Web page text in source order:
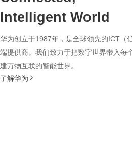
Intelligent World
华为创立于1987年，是全球领先的ICT（
端提供商。我们致力于把数字世界带入每
建万物互联的智能世界。
了解华为